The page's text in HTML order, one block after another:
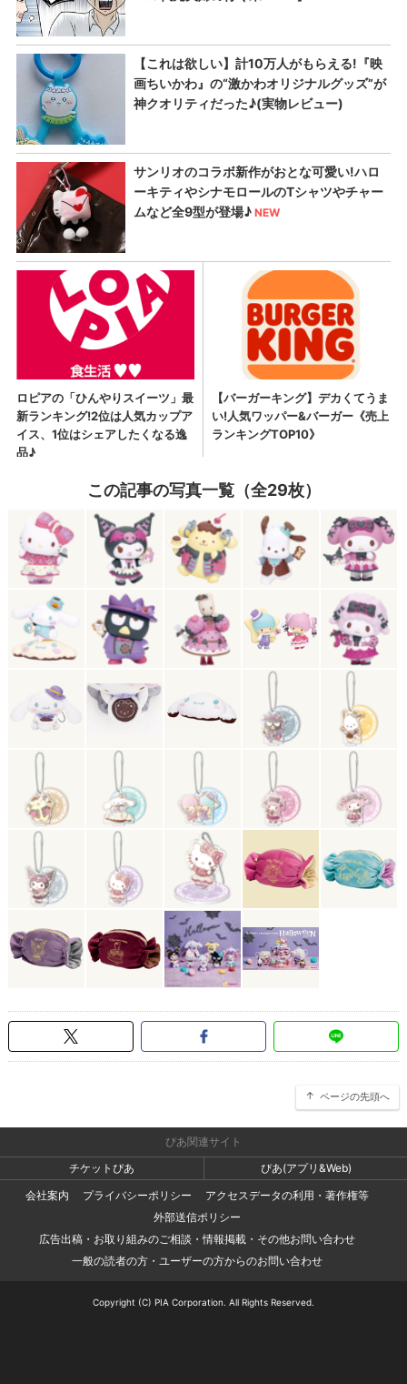
この記事の写真一覧（全29枚）
ページの先頭へ
ぴあ関連サイト
チケットぴあ
ぴあ(アプリ&Web)
会社案内
プライバシーポリシー
アクセスデータの利用・著作権等
外部送信ポリシー
広告出稿・お取り組みのご相談・情報掲載・その他お問い合わせ
一般の読者の方・ユーザーの方からのお問い合わせ
Copyright (C) PIA Corporation. All Rights Reserved.